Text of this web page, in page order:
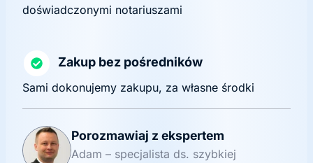
doświadczonymi notariuszami
Zakup bez pośredników
Sami dokonujemy zakupu, za własne środki
Porozmawiaj z ekspertem
Adam – specjalista ds. szybkiej